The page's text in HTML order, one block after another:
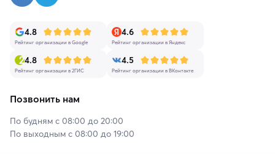
4.8
Рейтинг организации в Google
4.6
Рейтинг организации в Яндекс
4.8
Рейтинг организации в 2ГИС
4.5
Рейтинг организации в ВКонтакте
Позвонить нам
По будням с 08:00 до 20:00
По выходным с 08:00 до 19:00